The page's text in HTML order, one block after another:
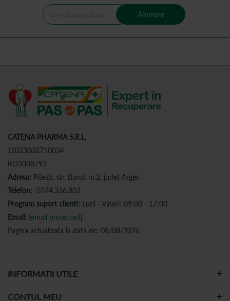
Abonare
CATENA PHARMA S.R.L.
J2023002710034
RO3008793
Adresa: Pitesti, str. Banat nr.2, judet Arges
Telefon: 0374.336.802
Program suport clienti: Luni - Vineri: 09:00 - 17:00
Email: [email protected]
Pagina actualizata la data de: 08/08/2026
INFORMATII UTILE
CONTUL MEU